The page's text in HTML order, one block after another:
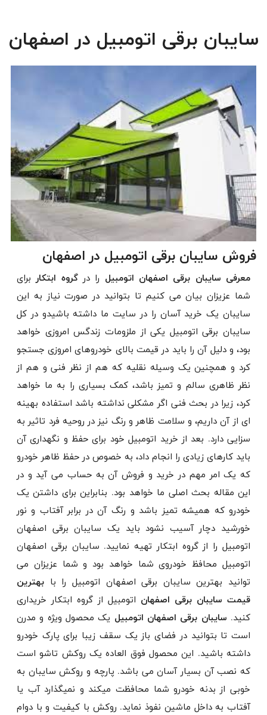
سایبان برقی اتومبیل در اصفهان
فروش سایبان برقی اتومبیل در اصفهان
معرفی سایبان برقی اصفهان اتومبیل را درگروه ابتکاربرای
شما عزیزان بیان می کنیم تا بتوانید در صورت نیاز به این
سایبان یک خرید آسان را در سایت ما داشته باشیدو در کل
سایبان برقی اتومبیل یکی از ملزومات زندگس امروزی خواهد
بود، و دلیل آن را باید در قیمت بالای خودروهای امروزی جستجو
کرد و همچنین یک وسیله نقلیه که هم از نظر فنی و هم از
نظر ظاهری سالم و تمیز باشد، کمک بسیاری را به ما خواهد
کرد، زیرا در بحث فنی اگر مشکلی نداشته باشد استفاده بهینه
ای از آن داریم، و سلامت ظاهر و رنگ نیز در روحیه فرد تاثیر به
سزایی دارد. بعد از خرید اتومبیل خود برای حفظ و نگهداری آن
باید کارهای زیادی را انجام داد، به خصوص در حفظ ظاهر خودرو
که یک امر مهم در خرید و فروش آن به حساب می آید و در
این مقاله بحث اصلی ما خواهد بود. بنابراین برای داشتن یک
خودرو که همیشه تمیز باشد و رنگ آن در برابر آفتاب و نور
خورشید دچار آسیب نشود باید یک سایبان برقی اصفهان
اتومبیل را از گروه ابتکار تهیه نمایید. سایبان برقی اصفهان
اتومبیل محافظ خودروی شما خواهد بود و شما عزیزان می
توانید بهترین سایبان برقی اصفهان اتومبیل را بابهترین
قیمت سایبان برقی اصفهان اتومبیل از گروه ابتکار خریداری
کنید. سایبان برقی اصفهان اتومبیل یک محصول ویژه و مدرن
است تا بتوانید در فضای باز یک سقف زیبا برای پارک خودرو
داشته باشید. این محصول فوق العاده یک روکش تاشو است
که نصب آن بسیار آسان می باشد. پارچه و روکش سایبان به
خوبی از بدنه خودرو شما محافظت میکند و نمیگذارد آب یا
آفتاب به داخل ماشین نفوذ نماید. روکش با کیفیت و با دوام